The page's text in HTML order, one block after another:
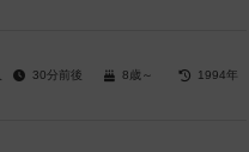
30分前後 8歳～ 1994年